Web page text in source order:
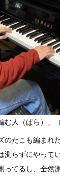
む人（ぱら）」（
のたこも編まれ
測らずにやって
ってるし、全然